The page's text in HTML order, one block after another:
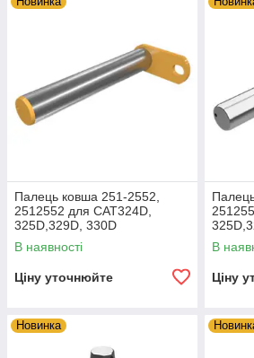
Палець ковша 251-2552,
2512552 для CAT324D,
325D,329D, 330D
В наявності
Ціну уточнюйте
В
Ціну
Новинка